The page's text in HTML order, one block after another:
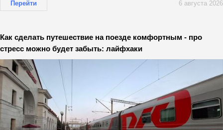
Перейти 6 августа 2026
Как сделать путешествие на поезде комфортным - про
стресс можно будет забыть: лайфхаки